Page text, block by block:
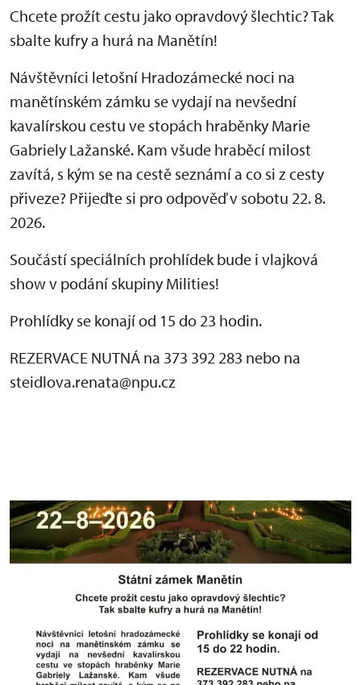
Chcete prožít cestu jako opravdový šlechtic? Tak
sbalte kufry a hurá na Manětín!
Návštěvníci letošní Hradozámecké noci na
manětínském zámku se vydají na nevšední
kavalírskou cestu ve stopách hraběnky Marie
Gabriely Lažanské. Kam všude hraběcí milost
zavítá, s kým se na cestě seznámí a co si z cesty
přiveze? Přijeďte si pro odpověď v sobotu 22. 8.
2026.
Součástí speciálních prohlídek bude i vlajková
show v podání skupiny Milities!
Prohlídky se konají od 15 do 23 hodin.
REZERVACE NUTNÁ na 373 392 283 nebo na
steidlova.renata@npu.cz